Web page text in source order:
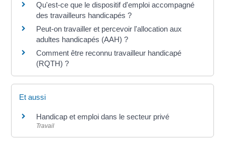
Qu'est-ce que le dispositif d'emploi accompagné
des travailleurs handicapés ?
Peut-on travailler et percevoir l'allocation aux
adultes handicapés (AAH) ?
Comment être reconnu travailleur handicapé
(RQTH) ?
Et aussi
Handicap et emploi dans le secteur privé
Travail